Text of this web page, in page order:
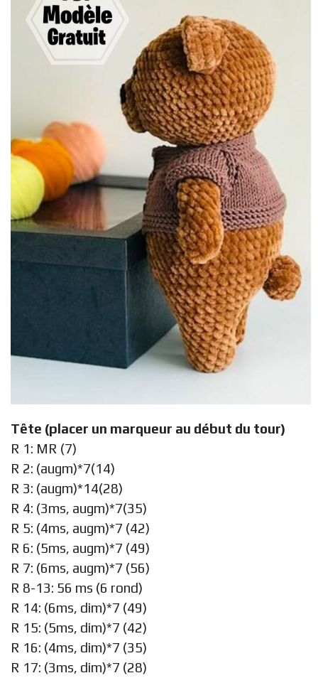
Tête (placer un marqueur au début du tour)
R 1: MR (7)
R 2: (augm)*7(14)
R 3: (augm)*14(28)
R 4: (3ms, augm)*7(35)
R 5: (4ms, augm)*7 (42)
R 6: (5ms, augm)*7 (49)
R 7: (6ms, augm)*7 (56)
R 8-13: 56 ms (6 rond)
R 14: (6ms, dim)*7 (49)
R 15: (5ms, dim)*7 (42)
R 16: (4ms, dim)*7 (35)
R 17: (3ms, dim)*7 (28)